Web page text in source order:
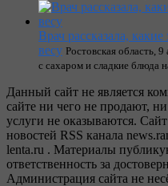
Врач рассказала,
весу Ростовская область,
с сахаром и сладкие блюда
Данный сайт не является
сайте ни чего не продают,
услуги не оказываются.
новостей RSS канала
lenta.ru . Материалы
ответственность за
Администрация сайта не